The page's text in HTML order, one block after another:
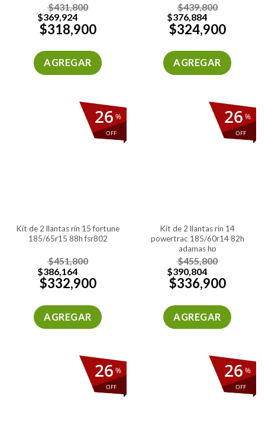
$431,800
$369,924
$318,900
AGREGAR
$439,800
$376,884
$324,900
AGREGAR
%
OFF
26
kit de 2 llantas rin 15 fortune
185/65r15 88h fsr802
$451,800
$386,164
$332,900
AGREGAR
%
OFF
26
kit de 2 llantas rin 14
powertrac 185/60r14 82h
adamas hp
$455,800
$390,804
$336,900
AGREGAR
%
OFF
26 %
OFF
26